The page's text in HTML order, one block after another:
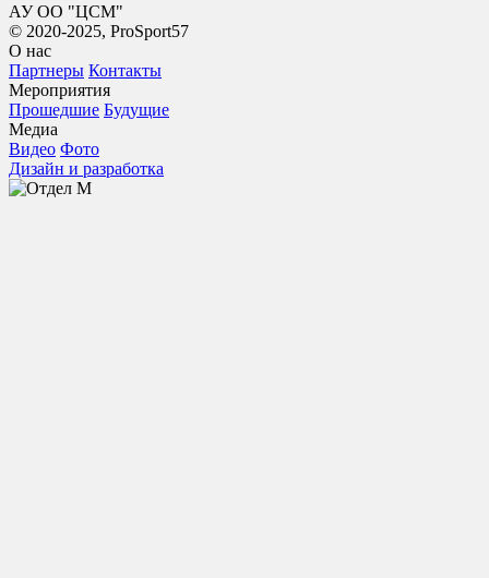
АУ ОО "ЦСМ"
© 2020-2025, ProSport57
О нас
Партнеры Контакты
Мероприятия
Прошедшие Будущие
Медиа
Видео Фото
Дизайн и разработка